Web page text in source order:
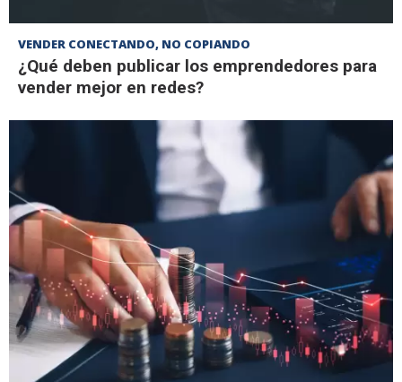
VENDER CONECTANDO, NO COPIANDO
¿Qué deben publicar los emprendedores para
vender mejor en redes?